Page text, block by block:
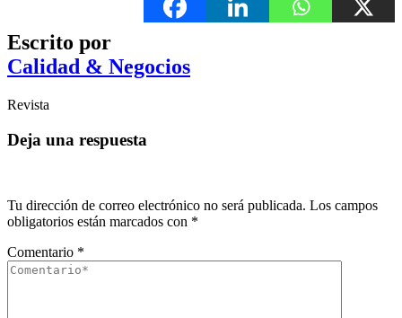
Escrito por
Calidad & Negocios
Revista
Deja una respuesta
Tu dirección de correo electrónico no será publicada. Los campos
obligatorios están marcados con *
Comentario *